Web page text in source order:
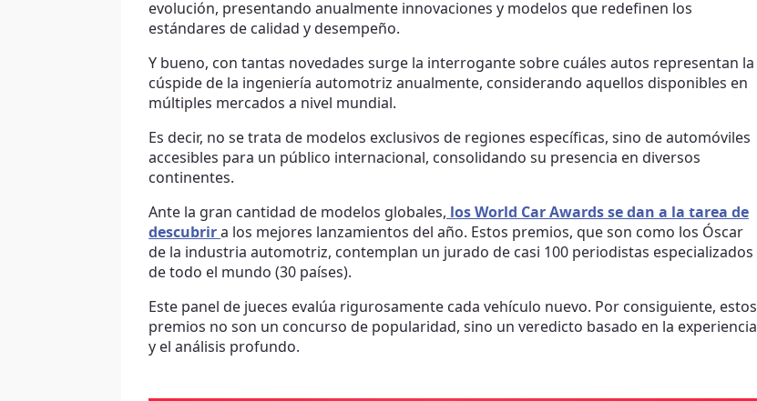
evolución, presentando anualmente innovaciones y modelos que redefinen los
estándares de calidad y desempeño.
Y bueno, con tantas novedades surge la interrogante sobre cuáles autos representan la
cúspide de la ingeniería automotriz anualmente, considerando aquellos disponibles en
múltiples mercados a nivel mundial.
Es decir, no se trata de modelos exclusivos de regiones específicas, sino de automóviles
accesibles para un público internacional, consolidando su presencia en diversos
continentes.
Ante la gran cantidad de modelos globales, los World Car Awards se dan a la tarea de
descubrir a los mejores lanzamientos del año. Estos premios, que son como los Óscar
de la industria automotriz, contemplan un jurado de casi 100 periodistas especializados
de todo el mundo (30 países).
Este panel de jueces evalúa rigurosamente cada vehículo nuevo. Por consiguiente, estos
premios no son un concurso de popularidad, sino un veredicto basado en la experiencia
y el análisis profundo.